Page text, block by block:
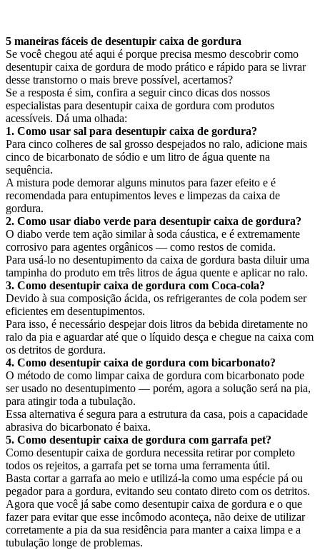
5 maneiras fáceis de desentupir caixa de gordura
Se você chegou até aqui é porque precisa mesmo descobrir como
desentupir caixa de gordura de modo prático e rápido para se livrar
desse transtorno o mais breve possível, acertamos?
Se a resposta é sim, confira a seguir cinco dicas dos nossos
especialistas para desentupir caixa de gordura com produtos
acessíveis. Dá uma olhada:
1. Como usar sal para desentupir caixa de gordura?
Para cinco colheres de sal grosso despejados no ralo, adicione mais
cinco de bicarbonato de sódio e um litro de água quente na
sequência.
A mistura pode demorar alguns minutos para fazer efeito e é
recomendada para entupimentos leves e limpezas da caixa de
gordura.
2. Como usar diabo verde para desentupir caixa de gordura?
O diabo verde tem ação similar à soda cáustica, e é extremamente
corrosivo para agentes orgânicos — como restos de comida.
Para usá-lo no desentupimento da caixa de gordura basta diluir uma
tampinha do produto em três litros de água quente e aplicar no ralo.
3. Como desentupir caixa de gordura com Coca-cola?
Devido à sua composição ácida, os refrigerantes de cola podem ser
eficientes em desentupimentos.
Para isso, é necessário despejar dois litros da bebida diretamente no
ralo da pia e aguardar até que o líquido desça e chegue na caixa com
os detritos de gordura.
4. Como desentupir caixa de gordura com bicarbonato?
O método de como limpar caixa de gordura com bicarbonato pode
ser usado no desentupimento — porém, agora a solução será na pia,
para atingir toda a tubulação.
Essa alternativa é segura para a estrutura da casa, pois a capacidade
abrasiva do bicarbonato é baixa.
5. Como desentupir caixa de gordura com garrafa pet?
Como desentupir caixa de gordura necessita retirar por completo
todos os rejeitos, a garrafa pet se torna uma ferramenta útil.
Basta cortar a garrafa ao meio e utilizá-la como uma espécie pá ou
pegador para a gordura, evitando seu contato direto com os detritos.
Agora que você já sabe como desentupir caixa de gordura e o que
fazer para evitar que esse incômodo aconteça, não deixe de utilizar
corretamente a pia da sua residência para manter a caixa limpa e a
tubulação longe de problemas.